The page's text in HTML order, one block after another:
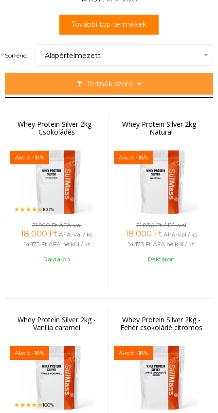
További top termékek
Termék szűrő
Sorrend: Alapértelmezett
Whey Protein Silver 2kg -
Csokoládés
Akció -18%
100%
21 990 FtÁFÁ-val
18 000 Ft ÁFÁ-val / ks
14 173 Ft ÁFA nélkül / ks
Raktáron
Whey Protein Silver 2kg -
Natural
Akció -18%
21 830 FtÁFÁ-val
18 000 Ft ÁFÁ-val / ks
14 173 Ft ÁFA nélkül / ks
Raktáron
Whey Protein Silver 2kg -
Vanília caramel
Akció -18%
100%
Whey Protein Silver 2kg -
Fehér csokoládé citromos
Akció -18%